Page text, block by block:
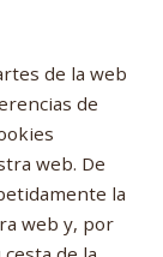
de la web
de
web. De
la
web y, por